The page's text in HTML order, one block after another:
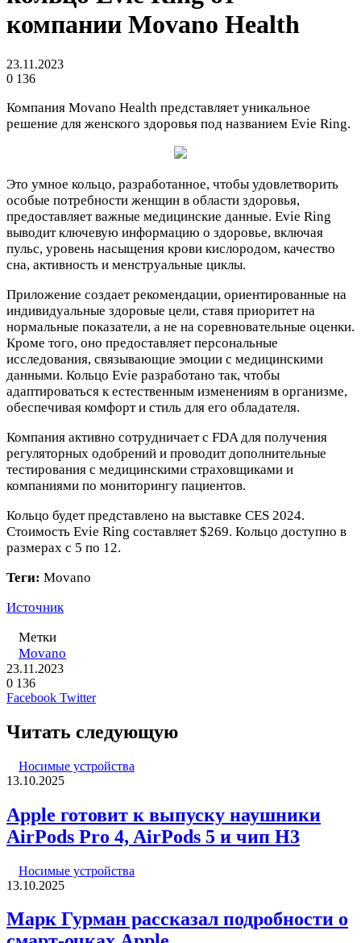
компании Movano Health
23.11.2023
0 136
Компания Movano Health представляет уникальное
решение для женского здоровья под названием Evie Ring.
Это умное кольцо, разработанное, чтобы удовлетворить
особые потребности женщин в области здоровья,
предоставляет важные медицинские данные. Evie Ring
выводит ключевую информацию о здоровье, включая
пульс, уровень насыщения крови кислородом, качество
сна, активность и менструальные циклы.
Приложение создает рекомендации, ориентированные на
индивидуальные здоровые цели, ставя приоритет на
нормальные показатели, а не на соревновательные оценки.
Кроме того, оно предоставляет персональные
исследования, связывающие эмоции с медицинскими
данными. Кольцо Evie разработано так, чтобы
адаптироваться к естественным изменениям в организме,
обеспечивая комфорт и стиль для его обладателя.
Компания активно сотрудничает с FDA для получения
регуляторных одобрений и проводит дополнительные
тестирования с медицинскими страховщиками и
компаниями по мониторингу пациентов.
Кольцо будет представлено на выставке CES 2024.
Стоимость Evie Ring составляет $269. Кольцо доступно в
размерах с 5 по 12.
Теги: Movano
Источник
Метки
Movano
23.11.2023
0 136
Facebook TwitterLinkedIn
Pinterest
Вконтакте
Одноклассники
Skype
WhatsApp
Telegram
Viber
Читать следующую
Носимые устройства
13.10.2025
Apple готовит к выпуску наушники
AirPods Pro 4, AirPods 5 и чип H3
Носимые устройства
13.10.2025
Марк Гурман рассказал подробности о